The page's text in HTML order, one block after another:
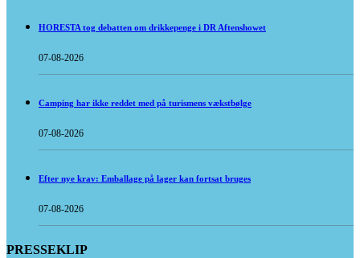
HORESTA tog debatten om drikkepenge i DR Aftenshowet
07-08-2026
Camping har ikke reddet med på turismens vækstbølge
07-08-2026
Efter nye krav: Emballage på lager kan fortsat bruges
07-08-2026
PRESSEKLIP